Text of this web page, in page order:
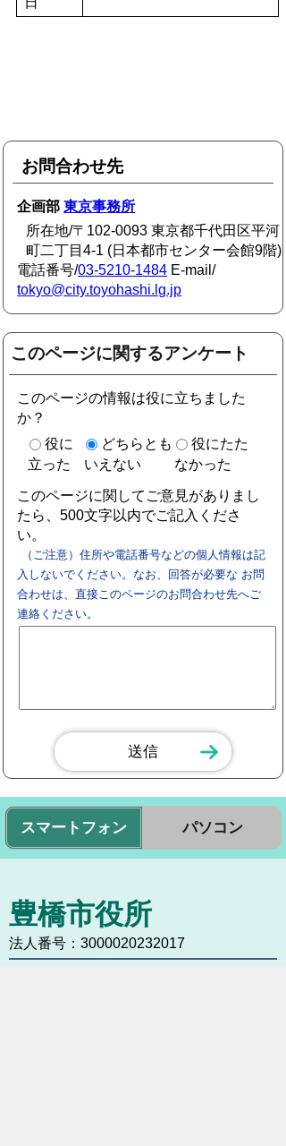
お問合わせ先
企画部東京事務所
所在地/〒102-0093 東京都千代田区平河
町二丁目4-1 (日本都市センター会館9階)
電話番号/03-5210-1484 E-mail/
tokyo@city.toyohashi.lg.jp
このページに関するアンケート
このページの情報は役に立ちました
か？
役に
立った
どちらとも
いえない
役にたた
なかった
このページに関してご意見がありまし
たら、500文字以内でご記入くださ
い。
（ご注意）住所や電話番号などの個人情報は記
入しないでください。なお、回答が必要な お問
合わせは、直接このページのお問合わせ先へご
連絡ください。
スマートフォン パソコン
豊橋市役所
法人番号：3000020232017